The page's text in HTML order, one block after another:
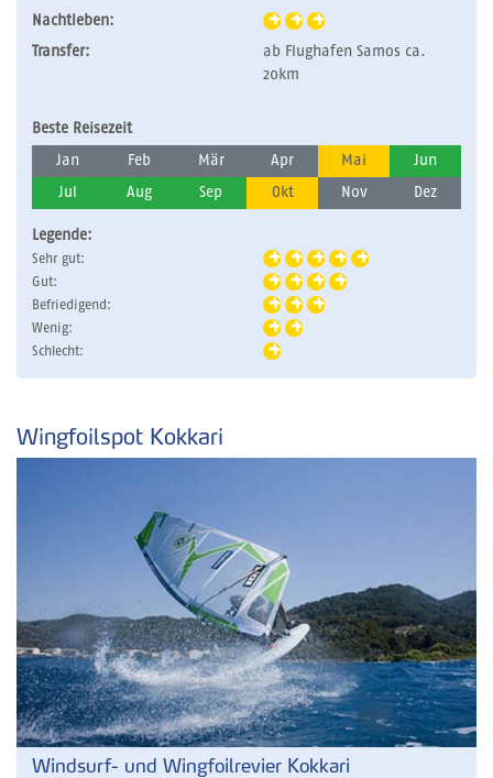
Nachtleben:
Transfer:
ab Flughafen Samos ca.
20km
Beste Reisezeit
Jan Feb Mär Apr Mai Jun
Jul Aug Sep Okt Nov Dez
Legende:
Sehr gut:
Gut:
Befriedigend:
Wenig:
Schlecht:
Wingfoilspot Kokkari
Windsurf- und Wingfoilrevier Kokkari